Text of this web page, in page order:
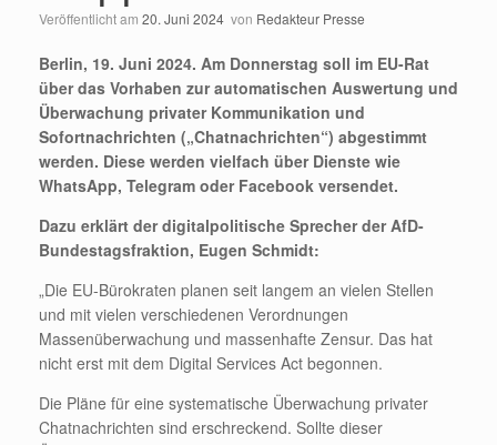
Veröffentlicht am 20. Juni 2024 von Redakteur Presse
Berlin, 19. Juni 2024. Am Donnerstag soll im EU-Rat
über das Vorhaben zur automatischen Auswertung und
Überwachung privater Kommunikation und
Sofortnachrichten („Chatnachrichten“) abgestimmt
werden. Diese werden vielfach über Dienste wie
WhatsApp, Telegram oder Facebook versendet.
Dazu erklärt der digitalpolitische Sprecher der AfD-
Bundestagsfraktion, Eugen Schmidt:
„Die EU-Bürokraten planen seit langem an vielen Stellen
und mit vielen verschiedenen Verordnungen
Massenüberwachung und massenhafte Zensur. Das hat
nicht erst mit dem Digital Services Act begonnen.
Die Pläne für eine systematische Überwachung privater
Chatnachrichten sind erschreckend. Sollte dieser